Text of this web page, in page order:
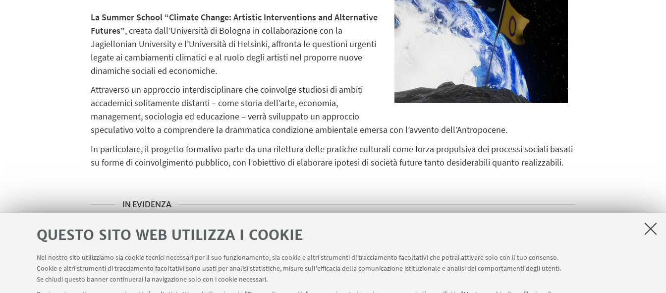
QUESTO SITO WEB UTILIZZA I COOKIE
Nel nostro sito utilizziamo sia cookie tecnici necessari per il suo funzionamento, sia cookie e altri strumenti di tracciamento facoltativi che potrai attivare solo con il tuo consenso.
Cookie e altri strumenti di tracciamento facoltativi sono usati per analisi statistiche, misure sull'efficacia della comunicazione istituzionale e analisi dei comportamenti degli utenti.
Se chiudi questo banner continuerai la navigazione solo con i cookie necessari.
La Summer School “Climate Change: Artistic Interventions and Alternative
Futures”, creata dall’Università di Bologna in collaborazione con la
Jagiellonian University e l’Università di Helsinki, affronta le questioni urgenti
legate ai cambiamenti climatici e al ruolo degli artisti nel proporre nuove
dinamiche sociali ed economiche.
Attraverso un approccio interdisciplinare che coinvolge studiosi di ambiti
accademici solitamente distanti – come storia dell’arte, economia,
management, sociologia ed educazione – verrà sviluppato un approccio
speculativo volto a comprendere la drammatica condizione ambientale emersa con l’avvento dell’Antropocene.
In particolare, il progetto formativo parte da una rilettura delle pratiche culturali come forza propulsiva dei processi sociali basati
su forme di coinvolgimento pubblico, con l’obiettivo di elaborare ipotesi di società future tanto desiderabili quanto realizzabili.
IN EVIDENZA